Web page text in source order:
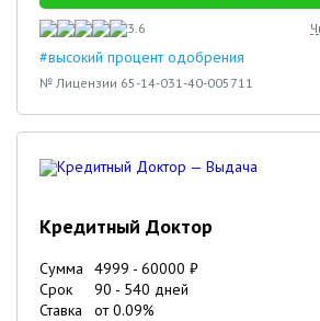
3.6
#высокий процент одобрения
№ Лицензии 65-14-031-40-005711
Кредитный Доктор
Сумма 4999 - 60000 ₽
Срок
90 - 540 дней
Ставка
от0.09%